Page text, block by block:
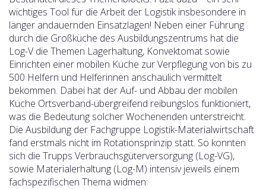
wichtiges Tool für die Arbeit der Logistik insbesondere in
länger andauernden Einsatzlagen! Neben einer Führung
durch die Großküche des Ausbildungszentrums hat die
Log-V die Themen Lagerhaltung, Konvektomat sowie
Einrichten einer mobilen Küche zur Verpflegung von bis zu
500 Helfern und Helferinnen anschaulich vermittelt
bekommen. Dabei hat der Auf- und Abbau der mobilen
Küche Ortsverband-übergreifend reibungslos funktioniert,
was die Bedeutung solcher Wochenenden unterstreicht.
Die Ausbildung der Fachgruppe Logistik-Materialwirtschaft
fand erstmals nicht im Rotationsprinzip statt. So konnten
sich die Trupps Verbrauchsgüterversorgung (Log-VG),
sowie Materialerhaltung (Log-M) intensiv jeweils einem
fachspezifischen Thema widmen: